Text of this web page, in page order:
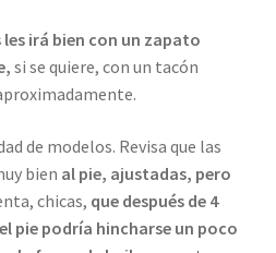
les irá bien con un zapato
si se quiere, con un tacón
de modelos. Revisa que las
bien al pie, ajustadas, pero
chicas, que después de 4
pie podría hincharse un poco